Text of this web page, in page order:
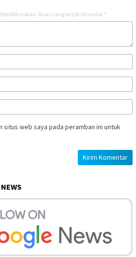
Ruas yang wajib ditandai *
situs web saya pada peramban ini untuk